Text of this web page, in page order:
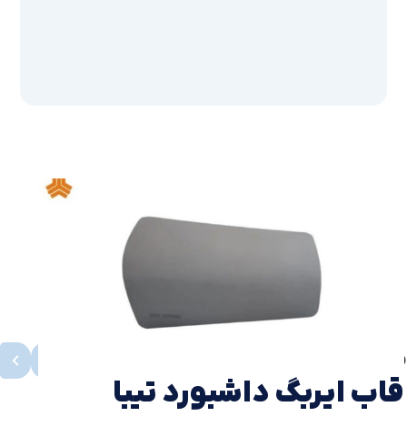
محصولات مشابه
قاب ایربگ داشبورد تیبا